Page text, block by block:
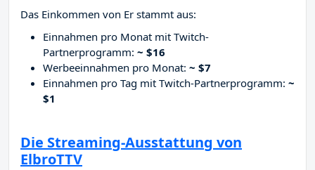
Das Einkommen von Er stammt aus:
Einnahmen pro Monat mit Twitch-
Partnerprogramm: ~ $16
Werbeeinnahmen pro Monat: ~ $7
Einnahmen pro Tag mit Twitch-Partnerprogramm: ~
$1
Die Streaming-Ausstattung von
ElbroTTV